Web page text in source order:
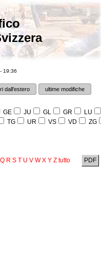
19:36
dall'estero ultime modifiche
GE JU GL GR LU
TG UR VS VD ZG
Q R S T U V W X Y Z tutto PDF